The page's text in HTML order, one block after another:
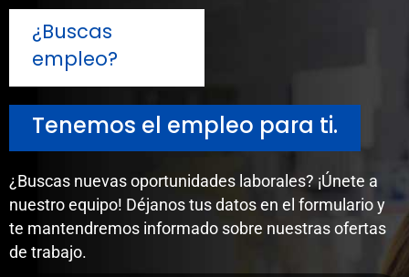
¿Buscas
empleo?
Tenemos el empleo para ti.
¿Buscas nuevas oportunidades laborales? ¡Únete a
nuestro equipo! Déjanos tus datos en el formulario y
te mantendremos informado sobre nuestras ofertas
de trabajo.